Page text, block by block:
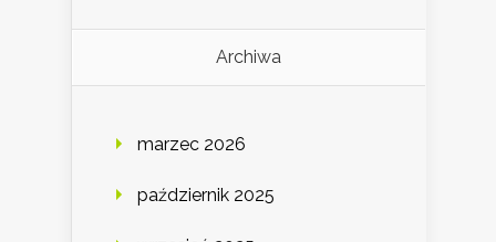
Archiwa
marzec 2026
październik 2025